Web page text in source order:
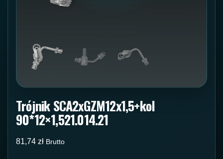
Trójnik SCA2xGZM12x1,5+kol
90*12×1,521.014.21
81,74 zł Brutto